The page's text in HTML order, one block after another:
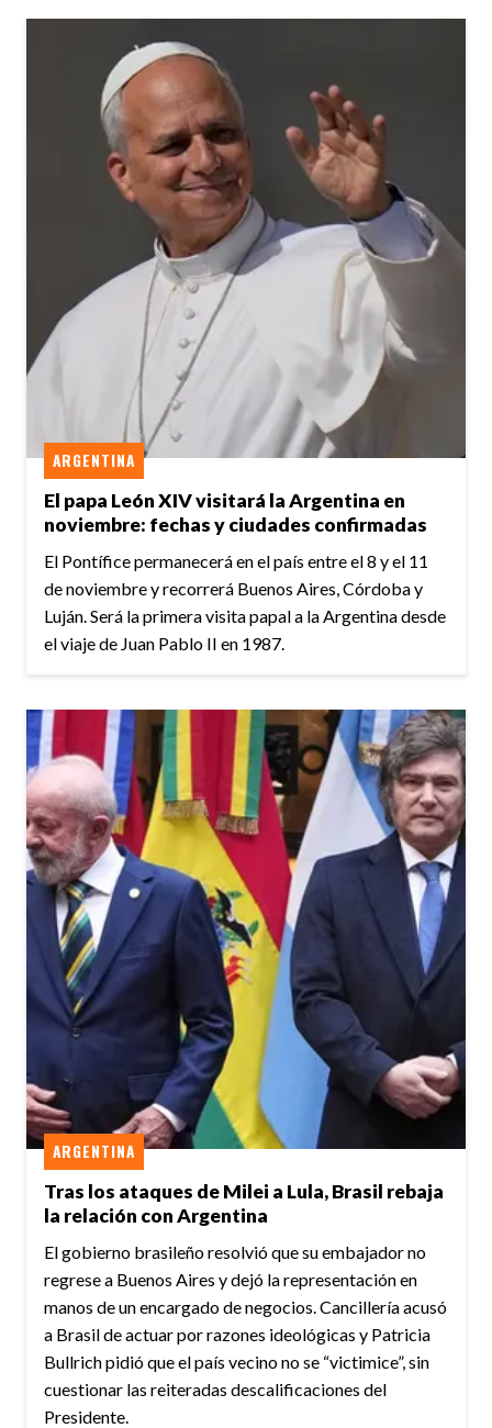
El papa León XIV visitará la Argentina en
noviembre: fechas y ciudades confirmadas
ARGENTINA
El Pontífice permanecerá en el país entre el 8 y el 11
de noviembre y recorrerá Buenos Aires, Córdoba y
Luján. Será la primera visita papal a la Argentina desde
el viaje de Juan Pablo II en 1987.
Tras los ataques de Milei a Lula, Brasil rebaja
la relación con Argentina
ARGENTINA
El gobierno brasileño resolvió que su embajador no
regrese a Buenos Aires y dejó la representación en
manos de un encargado de negocios. Cancillería acusó
a Brasil de actuar por razones ideológicas y Patricia
Bullrich pidió que el país vecino no se “victimice”, sin
cuestionar las reiteradas descalificaciones del
Presidente.